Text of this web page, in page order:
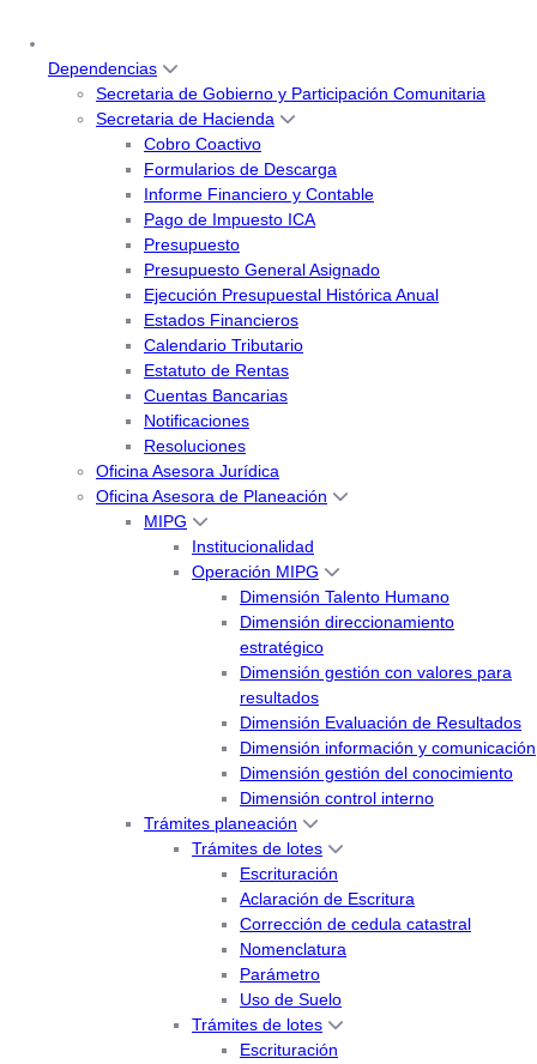
Dependencias
Secretaria de Gobierno y Participación Comunitaria
Secretaria de Hacienda
Cobro Coactivo
Formularios de Descarga
Informe Financiero y Contable
Pago de Impuesto ICA
Presupuesto
Presupuesto General Asignado
Ejecución Presupuestal Histórica Anual
Estados Financieros
Calendario Tributario
Estatuto de Rentas
Cuentas Bancarias
Notificaciones
Resoluciones
Oficina Asesora Jurídica
Oficina Asesora de Planeación
MIPG
Institucionalidad
Operación MIPG
Dimensión Talento Humano
Dimensión direccionamiento
estratégico
Dimensión gestión con valores para
resultados
Dimensión Evaluación de Resultados
Dimensión información y comunicación
Dimensión gestión del conocimiento
Dimensión control interno
Trámites planeación
Trámites de lotes
Escrituración
Aclaración de Escritura
Corrección de cedula catastral
Nomenclatura
Parámetro
Uso de Suelo
Trámites de lotes
Escrituración